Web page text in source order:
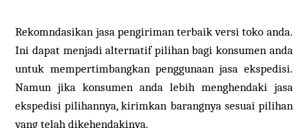
Rekomndasikan jasa pengiriman terbaik versi toko anda.
Ini dapat menjadi alternatif pilihan bagi konsumen anda
untuk mempertimbangkan penggunaan jasa ekspedisi.
Namun jika konsumen anda lebih menghendaki jasa
ekspedisi pilihannya, kirimkan barangnya sesuai pilihan
yang telah dikehendakinya.